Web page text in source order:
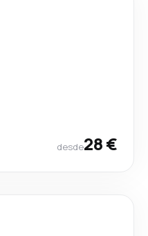
desde28 €